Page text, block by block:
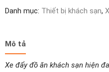
nắp
lượng
Danh mục: Thiết bị khách sạn,
Mô tả
Xe đẩy đồ ăn khách sạn hiện